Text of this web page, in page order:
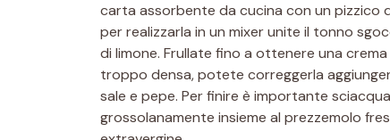
carta assorbente da cucina con un pizzico
per realizzarla in un mixer unite il tonno
di limone. Frullate fino a ottenere una
troppo densa, potete correggerla
sale e pepe. Per finire è importante
grossolanamente insieme al prezzemolo